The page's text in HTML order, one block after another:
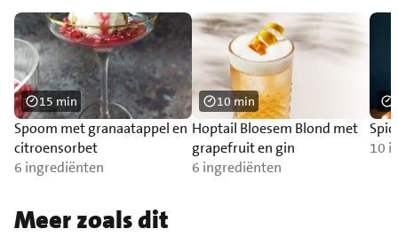
Spoom met granaatappel en
citroensorbet
6 ingrediënten
15 min
Hoptail Bloesem Blond met
grapefruit en gin
6 ingrediënten
10 min
10
Meer zoals dit